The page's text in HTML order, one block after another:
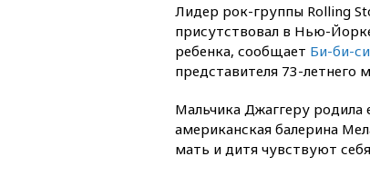
Лидер рок-группы Rolling
присутствовал в Нью-
ребенка, сообщает Би-би-си
представителя 73-летнего
Мальчика Джаггеру родила
американская балерина
мать и дитя чувствуют